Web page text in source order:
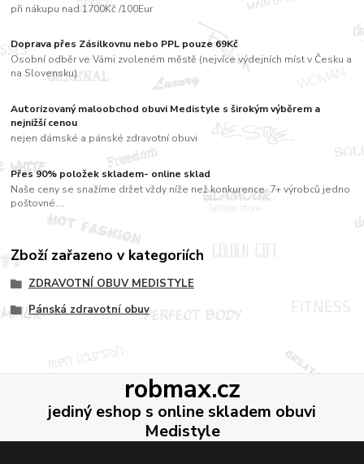
při nákupu nad 1700Kč /100Eur
Doprava přes Zásilkovnu nebo PPL pouze 69Kč
Osobní odběr ve Vámi zvoleném městě (nejvíce výdejních míst v Česku a
na Slovensku)
Autorizovaný maloobchod obuvi Medistyle s širokým výběrem a
nejnižší cenou
nejen dámské a pánské zdravotní obuvi
Přes 90% položek skladem- online sklad
Naše ceny se snažíme držet vždy níže než konkurence. 7+ výrobců jedno
poštovné....
Zboží zařazeno v kategoriích
ZDRAVOTNÍ OBUV MEDISTYLE
Pánská zdravotní obuv
robmax.cz
jediný eshop s online skladem obuvi
Medistyle